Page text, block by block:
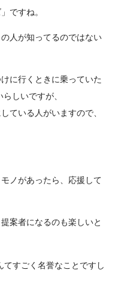
ですね。
人が知ってるのではない
に行くときに乗っていた
しいですが、
ている人がいますので、
ノがあったら、応援して
案者になるのも楽しいと
てすごく名誉なことですし